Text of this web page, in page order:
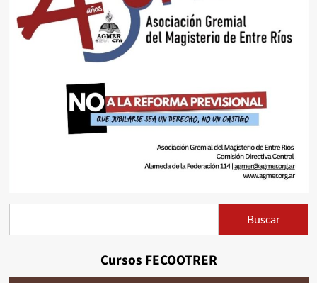
Buscar
Cursos FECOOTRER